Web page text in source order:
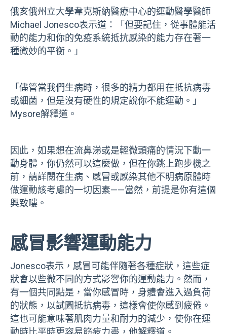
俄亥俄州立大學韋克斯納醫療中心的運動醫學醫師
Michael Jonesco表示道：「但要記住，從事體能活
動的能力和你的免疫系統抵抗感染的能力存在著一
種微妙的平衡。」
「儘管當我們生病時，很多的精力都用在抵抗病毒
或細菌，但是沒有硬性的規定說你不能運動。」
Mysore解釋道。
因此，如果想在流鼻涕或是輕微頭痛的情況下動一
動身體，你仍然可以這麼做，但在你跳上跑步機之
前，請詳閱在生病、感冒或感染其他不明病原體時
做運動該考慮的一切因素——當然，前提是你有這個
興致嘍。
感冒影響運動能力
Jonesco表示，感冒可能伴隨著各種症狀，這些症
狀會以些微不同的方式影響你的運動能力。然而，
有一個共同點是，當你感冒時，身體會進入過負荷
的狀態，以試圖抵抗病毒，這樣會使你感到疲倦。
這也可能意味著肌肉力量和耐力的減少，使你在運
動時比平時更容易筋疲力盡，他解釋道。